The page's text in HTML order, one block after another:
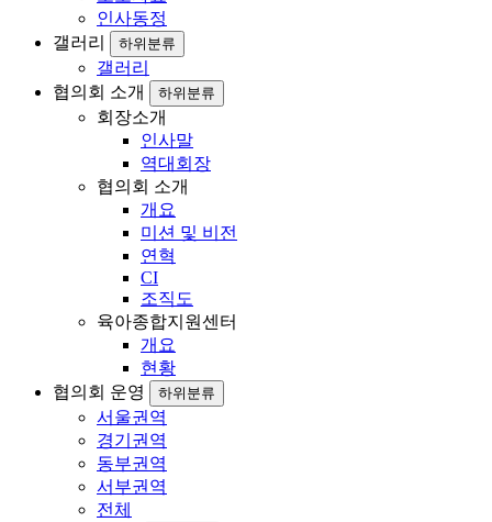
인사동정
갤러리
하위분류
갤러리
협의회 소개
하위분류
회장소개
인사말
역대회장
협의회 소개
개요
미션 및 비전
연혁
CI
조직도
육아종합지원센터
개요
현황
협의회 운영
하위분류
서울권역
경기권역
동부권역
서부권역
전체